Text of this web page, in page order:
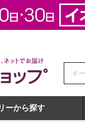
でお届け イオンショ
ーから探す